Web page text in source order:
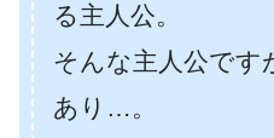
る主人公。
そんな主人公です
あり…。